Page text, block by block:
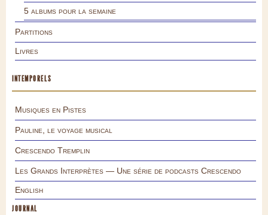
5 albums pour la semaine
Partitions
Livres
INTEMPORELS
Musiques en Pistes
Pauline, le voyage musical
Crescendo Tremplin
Les Grands Interprètes — Une série de podcasts Crescendo
English
JOURNAL